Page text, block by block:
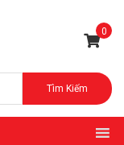
0
Tìm Kiếm